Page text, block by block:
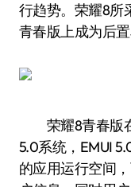
行趋势。荣耀8所
青春版上成为后
荣耀8青春版在
5.0系统，EMUI
的应用运行空间